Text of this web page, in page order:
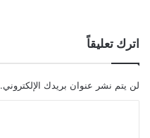
اترك تعليقاً
لن يتم نشر عنوان بريدك الإلكتروني.